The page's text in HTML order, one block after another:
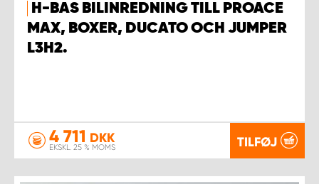
H-BAS BILINREDNING TILL PROACE
MAX, BOXER, DUCATO OCH JUMPER
L3H2.
4 711 DKK
EKSKL. 25 % MOMS TILFØJ